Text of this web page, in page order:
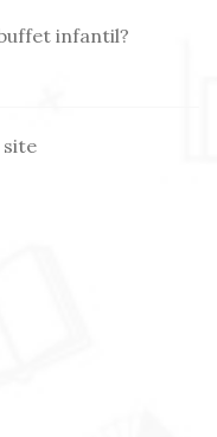
infantil?
site